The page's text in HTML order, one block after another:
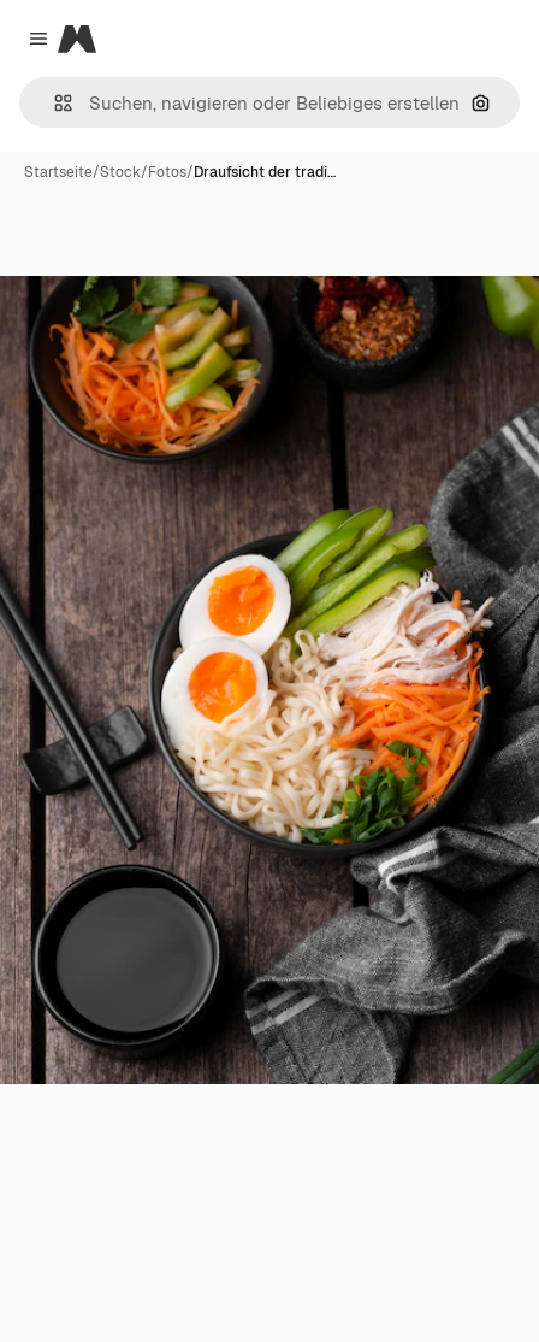
Close menu
Magnific
Nach
Startseite/Stock/Fotos/Draufsicht der tradi…